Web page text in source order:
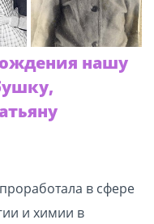
нашу
в сфере
и химии в